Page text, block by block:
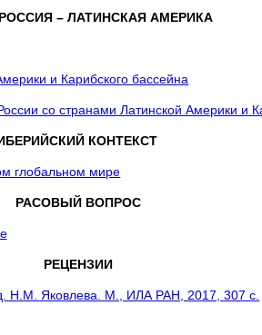
– ЛАТИНСКАЯ АМЕРИКА
и Карибского бассейна
со странами Латинской Америки и
КОНТЕКСТ
глобальном мире
РАСОВЫЙ ВОПРОС
РЕЦЕНЗИИ
Н.М. Яковлева. М., ИЛА РАН, 2017, 307 с.